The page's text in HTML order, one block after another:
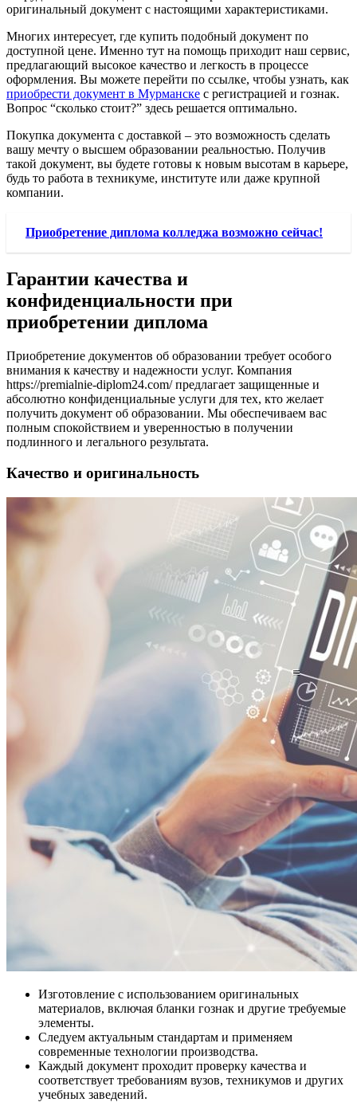
оригинальный документ с настоящими характеристиками.
Многих интересует, где купить подобный документ по
доступной цене. Именно тут на помощь приходит наш сервис,
предлагающий высокое качество и легкость в процессе
оформления. Вы можете перейти по ссылке, чтобы узнать, как
приобрести документ в Мурманске с регистрацией и гознак.
Вопрос “сколько стоит?” здесь решается оптимально.
Покупка документа с доставкой – это возможность сделать
вашу мечту о высшем образовании реальностью. Получив
такой документ, вы будете готовы к новым высотам в карьере,
будь то работа в техникуме, институте или даже крупной
компании.
Приобретение диплома колледжа возможно сейчас!
Гарантии качества и
конфиденциальности при
приобретении диплома
Приобретение документов об образовании требует особого
внимания к качеству и надежности услуг. Компания
https://premialnie-diplom24.com/ предлагает защищенные и
абсолютно конфиденциальные услуги для тех, кто желает
получить документ об образовании. Мы обеспечиваем вас
полным спокойствием и уверенностью в получении
подлинного и легального результата.
Качество и оригинальность
Изготовление с использованием оригинальных
материалов, включая бланки гознак и другие требуемые
элементы.
Следуем актуальным стандартам и применяем
современные технологии производства.
Каждый документ проходит проверку качества и
соответствует требованиям вузов, техникумов и других
учебных заведений.